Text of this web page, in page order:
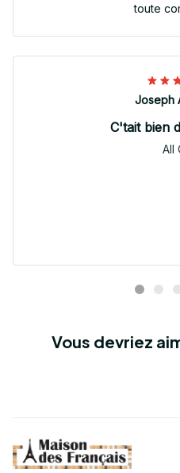
toute
C'tait bien
All
Vous devriez